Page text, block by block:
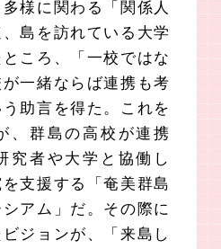
様に関わる「関係人
島を訪れている大学
ころ、「一校ではな
一緒ならば連携も考
助言を得た。これを
、群島の高校が連携
究者や大学と協働し
支援する「奄美群島
アム」だ。その際に
ジョンが、「来島し